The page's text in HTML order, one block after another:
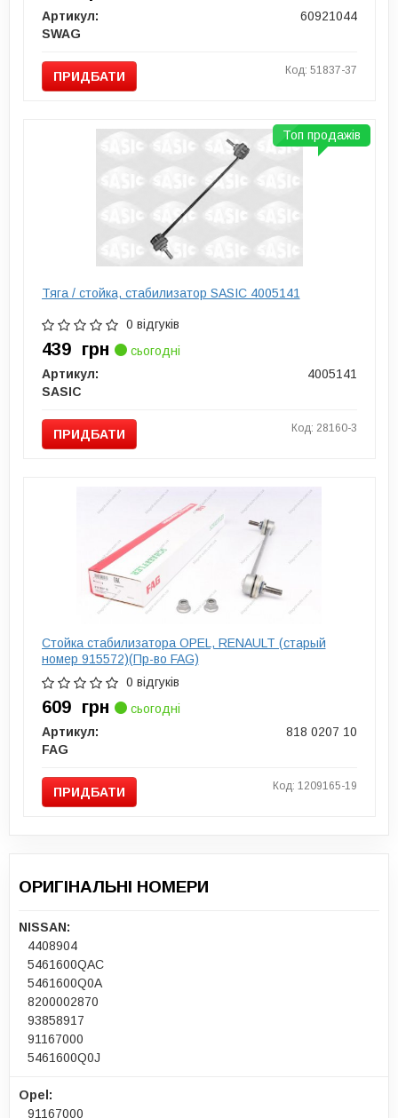
Артикул:
60921044
SWAG
ПРИДБАТИ Код: 51837-37
Тяга / стойка, стабилизатор SASIC 4005141
0 відгуків
439 грн
сьогодні
Артикул:
4005141
SASIC
ПРИДБАТИ Код: 28160-3
Топ продажів
Стойка стабилизатора OPEL, RENAULT (старый
номер 915572)(Пр-во FAG)
0 відгуків
609 грн
сьогодні
Артикул:
818 0207 10
FAG
ПРИДБАТИ Код: 1209165-19
ОРИГІНАЛЬНІ НОМЕРИ
NISSAN:
4408904
5461600QAC
5461600Q0A
8200002870
93858917
91167000
5461600Q0J
Opel:
91167000